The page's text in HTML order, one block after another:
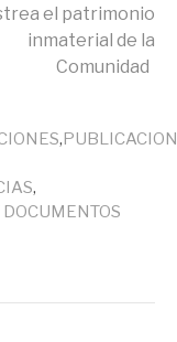
el patrimonio
inmaterial de la
Comunidad
,
,